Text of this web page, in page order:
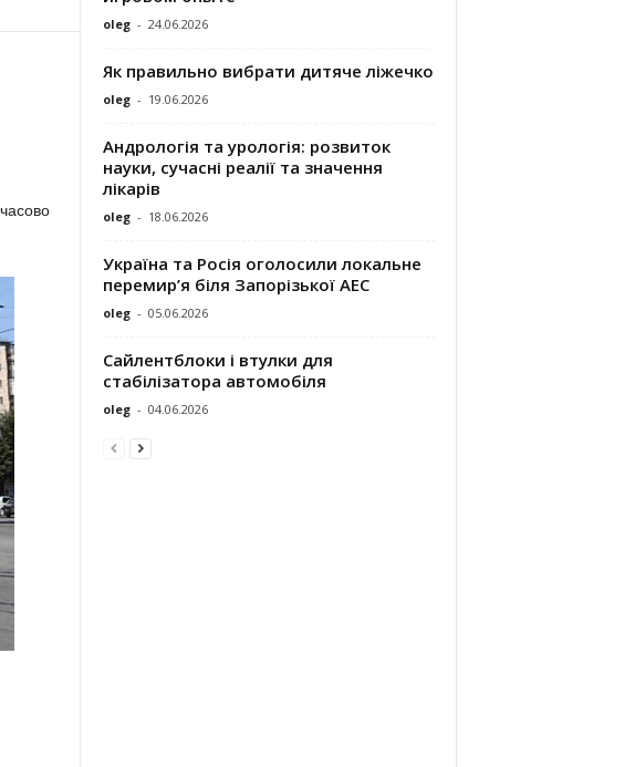
oleg - 24.06.2026
Як правильно вибрати дитяче ліжечко
oleg - 19.06.2026
Андрологія та урологія: розвиток
науки, сучасні реалії та значення
лікарів
oleg - 18.06.2026
Україна та Росія оголосили локальне
перемир’я біля Запорізької АЕС
oleg - 05.06.2026
Сайлентблоки і втулки для
стабілізатора автомобіля
oleg - 04.06.2026